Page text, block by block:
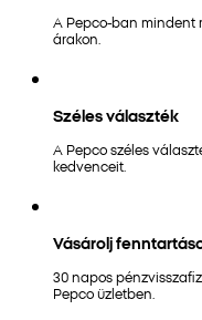
A Pepco-ban mindent
árakon.
Széles választék
A Pepco széles
kedvenceit.
Vásárolj
30 napos
Pepco üzletben.